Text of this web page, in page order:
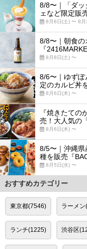
8/8〜｜「ダッ
ェなど限定販
8月8日(土) 〜 8月
8/8〜｜朝食
『
8月8日(土) 〜
8/6〜｜ゆずぽ
定のカルビ丼
8月6日(木) 〜
『焼きたての
売！大人気の
8月6日(木) 〜
8/5〜｜沖縄県
種を販売『
8月5日(水) 〜
おすすめカテゴリー
東京都(7546) ラーメ
ランチ(1225) 渋谷区